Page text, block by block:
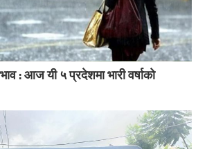
: आज यी ५ प्रदेशमा भारी वर्षाको